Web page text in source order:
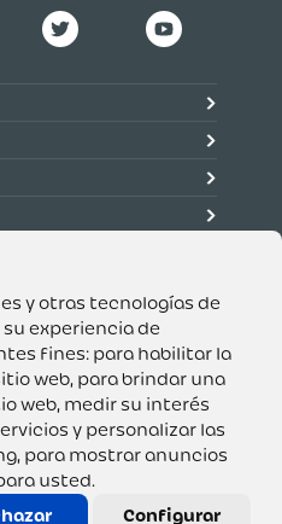
y otras tecnologías de
experiencia de
fines: para habilitar la
web, para brindar una
web, medir su interés
y personalizar las
, para mostrar anuncios
usted.
Configurar
S.A. - Nit 890.107.487 -
53 No. 46-192 local 3-01
- Correo:
OLÍMPICA S.A. Derechos